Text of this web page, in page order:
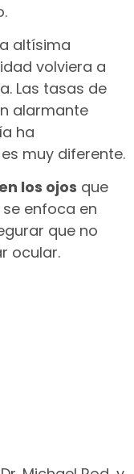
altísima
volviera a
Las tasas de
alarmante
ha
muy diferente.
los ojos que
se enfoca en
que no
ocular.